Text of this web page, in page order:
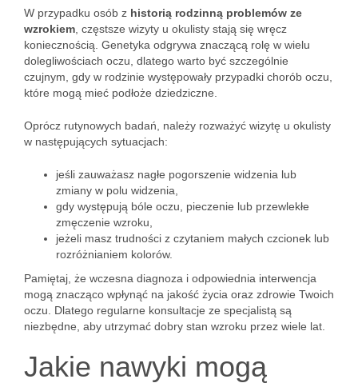
W przypadku osób z historią rodzinną problemów ze
wzrokiem , częstsze wizyty u okulisty stają się wręcz
koniecznością. Genetyka odgrywa znaczącą rolę w wielu
dolegliwościach oczu, dlatego warto być szczególnie
czujnym, gdy w rodzinie występowały przypadki chorób oczu,
które mogą mieć podłoże dziedziczne.
Oprócz rutynowych badań, należy rozważyć wizytę u okulisty
w następujących sytuacjach:
jeśli zauważasz nagłe pogorszenie widzenia lub
zmiany w polu widzenia,
gdy występują bóle oczu, pieczenie lub przewlekłe
zmęczenie wzroku,
jeżeli masz trudności z czytaniem małych czcionek lub
rozróżnianiem kolorów.
Pamiętaj, że wczesna diagnoza i odpowiednia interwencja
mogą znacząco wpłynąć na jakość życia oraz zdrowie Twoich
oczu. Dlatego regularne konsultacje ze specjalistą są
niezbędne, aby utrzymać dobry stan wzroku przez wiele lat.
Jakie nawyki mogą